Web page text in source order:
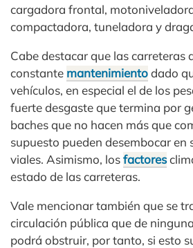
cargadora frontal,
compactadora, tuneladora y
Cabe destacar que las carreteras
constante mantenimientodado
vehículos, en especial el de los
fuerte desgaste que termina por
baches que no hacen más que
supuesto pueden desembocar en
viales. Asimismo, losfactores
estado de las carreteras.
Vale mencionar también que se
circulación pública que de
podrá obstruir, por tanto, si esto